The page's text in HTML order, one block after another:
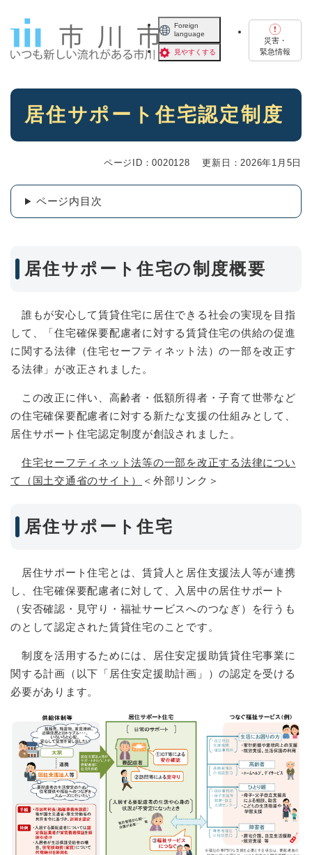
Foreign
language
見やすくする
災害・
緊急情報
本
居住サポート住宅認定制度
ページID：0020128 更新日：2026年1月5日
ページ内目次
居住サポート住宅の制度概要
誰もが安心して賃貸住宅に居住できる社会の実現を目指
して、「住宅確保要配慮者に対する賃貸住宅の供給の促進
に関する法律（住宅セーフティネット法）の一部を改正す
る法律」が改正されました。
この改正に伴い、高齢者・低額所得者・子育て世帯など
の住宅確保要配慮者に対する新たな支援の仕組みとして、
居住サポート住宅認定制度が創設されました。
住宅セーフティネット法等の一部を改正する法律につい
て（国土交通省のサイト）
＜外部リンク＞
居住サポート住宅
居住サポート住宅とは、賃貸人と居住支援法人等が連携
し、住宅確保要配慮者に対して、入居中の居住サポート
（安否確認・見守り・福祉サービスへのつなぎ）を行うも
のとして認定された賃貸住宅のことです。
制度を活用するためには、居住安定援助賃貸住宅事業に
関する計画（以下「居住安定援助計画」）の認定を受ける
必要があります。